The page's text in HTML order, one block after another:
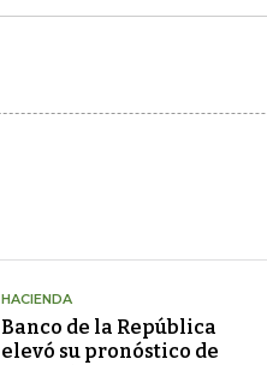
HACIENDA
Banco de la República
elevó su pronóstico de